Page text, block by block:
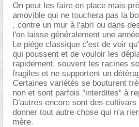
On peut les faire en place mais
amovible qui ne touchera pas la
, contre un mur à l'abri ou dans
l'on laisse généralement une
Le piége classique c'est de voir
qui poussent et de vouloir les
rapidement, souvent les racines
fragiles et ne supportent un
Certaines variétès se bouturent
non et sont parfois "interdites" à
D'autres encore sont des
donner tout autre chose qui n'a
mère.